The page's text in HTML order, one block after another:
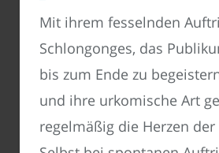
Mit ihrem fesselnden
Schlongonges, das
bis zum Ende zu
und ihre urkomische Art
regelmäßig die Herzen der